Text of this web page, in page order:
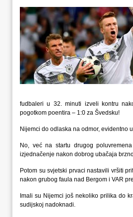
fudbaleri u 32. minuti izveli kontru
pogotkom poentira – 1:0 za Švedsku!
Nijemci do odlaska na odmor, evidentno
No, već na startu drugog
izjednačenje nakon dobrog ubačaja
Potom su svjetski prvaci nastavili vršiti
nakon grubog faula nad Bergom i VAR
Imali su Nijemci još nekoliko prilika do
sudijskoj nadoknadi.